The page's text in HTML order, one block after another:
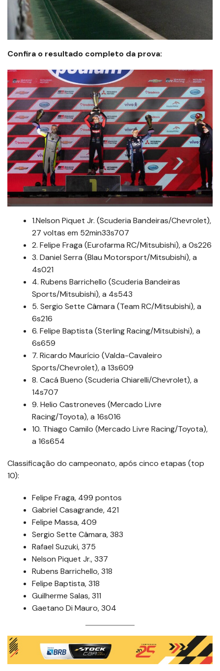
Confira o resultado completo da prova:
1.Nelson Piquet Jr. (Scuderia Bandeiras/Chevrolet),
27 voltas em 52min33s707
2. Felipe Fraga (Eurofarma RC/Mitsubishi), a 0s226
3. Daniel Serra (Blau Motorsport/Mitsubishi), a
4s021
4. Rubens Barrichello (Scuderia Bandeiras
Sports/Mitsubishi), a 4s543
5. Sergio Sette Câmara (Team RC/Mitsubishi), a
6s216
6. Felipe Baptista (Sterling Racing/Mitsubishi), a
6s659
7. Ricardo Maurício (Valda-Cavaleiro
Sports/Chevrolet), a 13s609
8. Cacá Bueno (Scuderia Chiarelli/Chevrolet), a
14s707
9. Helio Castroneves (Mercado Livre
Racing/Toyota), a 16s016
10. Thiago Camilo (Mercado Livre Racing/Toyota),
a 16s654
Classificação do campeonato, após cinco etapas (top
10):
Felipe Fraga, 499 pontos
Gabriel Casagrande, 421
Felipe Massa, 409
Sergio Sette Câmara, 383
Rafael Suzuki, 375
Nelson Piquet Jr., 337
Rubens Barrichello, 318
Felipe Baptista, 318
Guilherme Salas, 311
Gaetano Di Mauro, 304